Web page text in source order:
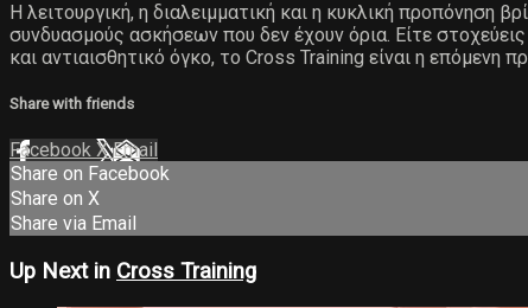
Η λειτουργική, η διαλειμματική και η κυκλική προπόνηση
συνδυασμούς ασκήσεων που δεν έχουν όρια. Είτε
και αντιαισθητικό όγκο, το Cross Training είναι η επόμενη
Share with friends
Facebook XEmail
Share on Facebook
Share on X
Share via Email
Up Next in Cross Training